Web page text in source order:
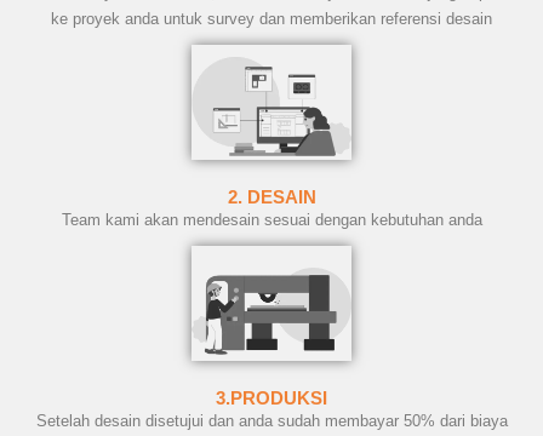
ke proyek anda untuk survey dan memberikan referensi desain
2. DESAIN
Team kami akan mendesain sesuai dengan kebutuhan anda
3.PRODUKSI
Setelah desain disetujui dan anda sudah membayar 50% dari biaya